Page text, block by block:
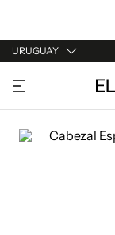
URUGUAY
URUGUAY
ARGENTINA
ESPAÑA